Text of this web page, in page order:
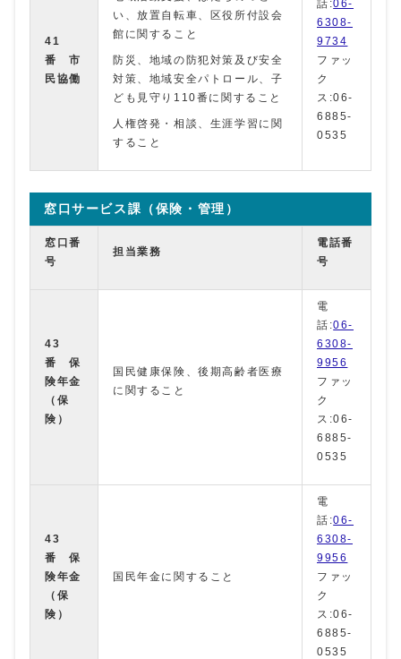
41
番 市
民協働
い、放置自転車、区役所付設会
館に関すること
防災、地域の防犯対策及び安全
対策、地域安全パトロール、子
ども見守り110番に関すること
人権啓発・相談、生涯学習に関
すること
話:06-
6308-
9734
ファッ
ク
ス:06-
6885-
0535
窓口サービス課（保険・管理）
窓口番
号
担当業務
電話番
号
43
番 保
険年金
（保
険）
国民健康保険、後期高齢者医療
に関すること
電
話:06-
6308-
9956
ファッ
ク
ス:06-
6885-
0535
43
番 保
険年金
（保
険）
国民年金に関すること
電
話:06-
6308-
9956
ファッ
ク
ス:06-
6885-
0535